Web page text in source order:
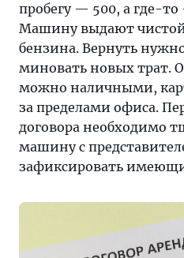
пробегу — 500, а где-
Машину выдают
бензина. Вернуть
миновать новых трат.
можно наличными,
за пределами офиса.
договора необходимо
машину с
зафиксировать